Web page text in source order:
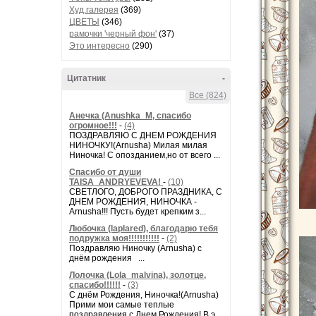
Худ.галерея (369)
ЦВЕТЫ (346)
рамочки 'черный фон' (37)
Это интересно (290)
-
Цитатник
Все (824)
Анечка (Anushka_M, спасибо
огромное!!! - (4)
ПОЗДРАВЛЯЮ С ДНЕМ РОЖДЕНИЯ
НИНОЧКУ!(Arnusha) Милая милая
Ниночка! С опозданием,но от всего ...
Спасибо от души
TAISA_ANDRYEVEVA! - (10)
СВЕТЛОГО, ДОБРОГО ПРАЗДНИКА, С
ДНЕМ РОЖДЕНИЯ, НИНОЧКА -
Arnusha!!! Пусть будет крепким з...
Любочка (laplared), благодарю тебя
подружка моя!!!!!!!!!!! - (2)
Поздравляю Ниночку (Arnusha) с
днём рождения ...
Лолочка (Lola_malvina), золотце,
спасибо!!!!!! - (3)
С днём Рождения, Ниночка!(Аrnusha)
Прими мои самые теплые